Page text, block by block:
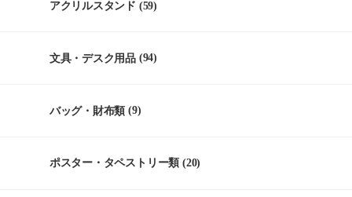
アクリルスタンド (59)
文具・デスク用品 (94)
バッグ・財布類 (9)
ポスター・タペストリー類 (20)